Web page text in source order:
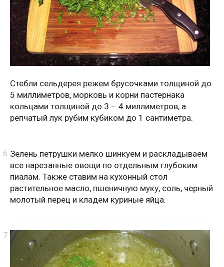
Стебли сельдерея режем брусочками толщиной до
5 миллиметров, морковь и корни пастернака
кольцами толщиной до 3 – 4 миллиметров, а
репчатый лук рубим кубиком до 1 сантиметра.
Зелень петрушки мелко шинкуем и раскладываем
все нарезанные овощи по отдельным глубоким
пиалам. Также ставим на кухонный стол
растительное масло, пшеничную муку, соль, черный
молотый перец и кладем куриные яйца.